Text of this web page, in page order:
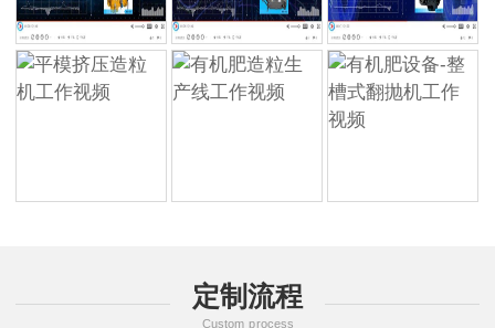
定制流程
Custom process